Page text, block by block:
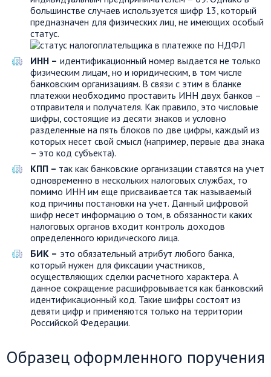
большинстве случаев используется шифр 13, который
предназначен для физических лиц, не имеющих особый
статус.
ИНН – идентификационный номер выдается не только
физическим лицам, но и юридическим, в том числе
банковским организациям. В связи с этим в бланке
платежки необходимо проставить ИНН двух банков –
отправителя и получателя. Как правило, это числовые
шифры, состоящие из десяти знаков и условно
разделенные на пять блоков по две цифры, каждый из
которых несет свой смысл (например, первые два знака
– это код субъекта).
КПП – так как банковские организации ставятся на учет
одновременно в нескольких налоговых службах, то
помимо ИНН им еще присваивается так называемый
код причины постановки на учет. Данный цифровой
шифр несет информацию о том, в обязанности каких
налоговых органов входит контроль доходов
определенного юридического лица.
БИК – это обязательный атрибут любого банка,
который нужен для фиксации участников,
осуществляющих сделки расчетного характера. А
данное сокращение расшифровывается как банковский
идентификационный код. Такие шифры состоят из
девяти цифр и применяются только на территории
Российской Федерации.
Образец оформленного поручения